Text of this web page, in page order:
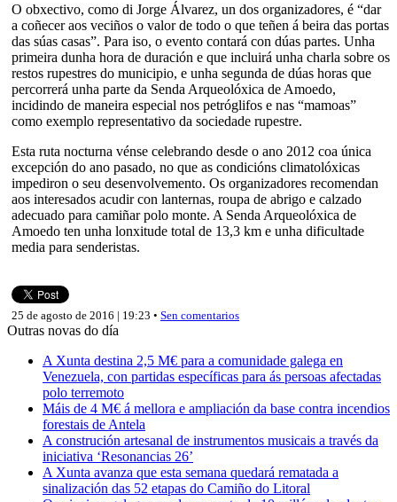
O obxectivo, como di Jorge Álvarez, un dos organizadores, é “dar
a coñecer aos veciños o valor de todo o que teñen á beira das portas
das súas casas”. Para iso, o evento contará con dúas partes. Unha
primeira dunha hora de duración e que incluirá unha charla sobre os
restos rupestres do municipio, e unha segunda de dúas horas que
percorrerá unha parte da Senda Arqueolóxica de Amoedo,
incidindo de maneira especial nos petróglifos e nas “mamoas”
como exemplo representativo da sociedade rupestre.
Esta ruta nocturna vénse celebrando desde o ano 2012 coa única
excepción do ano pasado, no que as condicións climatolóxicas
impediron o seu desenvolvemento. Os organizadores recomendan
aos interesados acudir con lanternas, roupa de abrigo e calzado
adecuado para camiñar polo monte. A Senda Arqueolóxica de
Amoedo ten unha lonxitude total de 13,3 km e unha dificultade
media para senderistas.
25 de agosto de 2016 | 19:23 • Sen comentarios
Outras novas do día
A Xunta destina 2,5 M€ para a comunidade galega en
Venezuela, con partidas específicas para ás persoas afectadas
polo terremoto
Máis de 4 M€ á mellora e ampliación da base contra incendios
forestais de Antela
A construción artesanal de instrumentos musicais a través da
iniciativa ‘Resonancias 26’
A Xunta avanza que esta semana quedará rematada a
sinalización das 52 etapas do Camiño do Litoral